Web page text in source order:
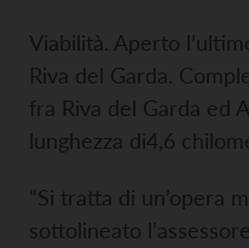
Viabilità. Aperto
Riva del Garda.
fra Riva del Garda ed
lunghezza di4,6
“Si tratta di un’opera
sottolineato